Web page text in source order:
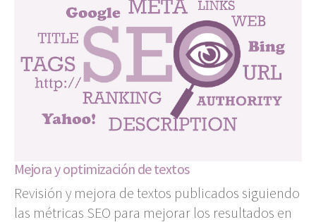
Mejora y optimización de textos
Revisión y mejora de textos publicados siguiendo
las métricas SEO para mejorar los resultados en